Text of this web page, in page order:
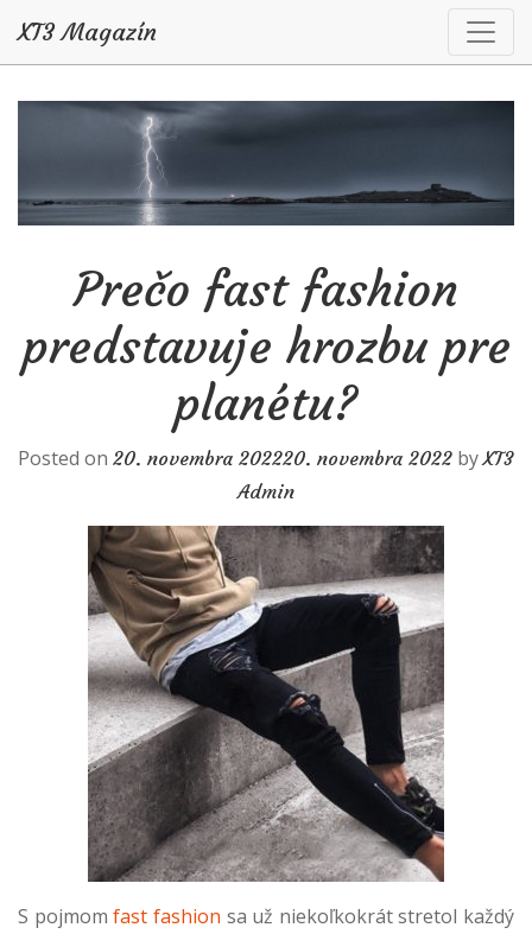
XT3 Magazín
Prečo fast fashion
predstavuje hrozbu pre
planétu?
Posted on 20. novembra 202220. novembra 2022 byXT3
Admin
S pojmomfast fashion sa už niekoľkokrát stretol každý